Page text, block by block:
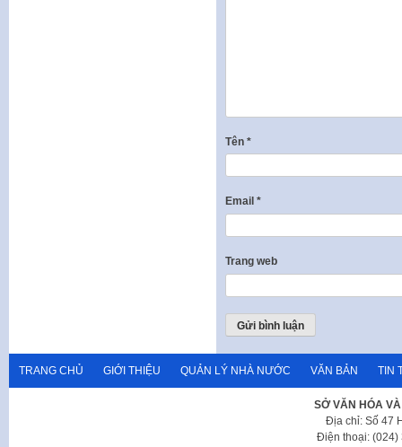
Tên *
Email *
Trang web
TRANG CHỦ GIỚI THIỆU QUẢN LÝ NHÀ NƯỚC VĂN BẢN TIN
SỞ VĂN HÓA
Địa chỉ: Số 47
Điện thoại: (024)